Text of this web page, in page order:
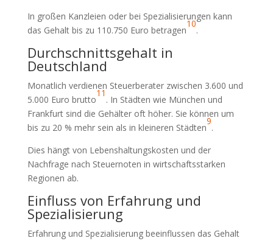
In großen Kanzleien oder bei Spezialisierungen kann
das Gehalt bis zu 110.750 Euro betragen
10
.
Durchschnittsgehalt in
Deutschland
Monatlich verdienen Steuerberater zwischen 3.600 und
5.000 Euro brutto
11
. In Städten wie München und
Frankfurt sind die Gehälter oft höher. Sie können um
bis zu 20 % mehr sein als in kleineren Städten
9
.
Dies hängt von Lebenshaltungskosten und der
Nachfrage nach Steuernoten in wirtschaftsstarken
Regionen ab.
Einfluss von Erfahrung und
Spezialisierung
Erfahrung und Spezialisierung beeinflussen das Gehalt